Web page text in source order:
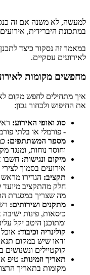
למעשה, לא משנה אם זה כנס,
במתכונת היברידית,
במאמר זה נסקור כיצד
לאירועים עסקיים.
מחפשים מקומות
איך מתחילים לחפש מקום
את החיפוש ולבחור נכון:
סוג ואופי האירוע:
- פורמלי או בלתי
מספר המשתתפים:
וחוסר נוחות, ומנגד
מיקום ונגישות: חשבו
אירועים בסמוך
תקציב: הגדירו
חלק מהתקציב מיועד
מה שצריך במסגרת
מתקנים ושירותים:
כיסאות, פינות
ומתוכנן היטב יקל
קולינריה וכיבוד:
ודאו שיש במקום
קוקטיילים
תאריך וזמינות: טיפ
מקומות בתאריך